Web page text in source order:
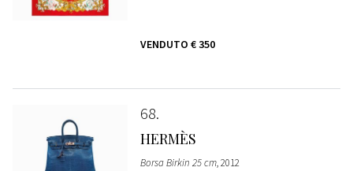
VENDUTO € 350
68
HERMÈS
Borsa Birkin 25 cm, 2012